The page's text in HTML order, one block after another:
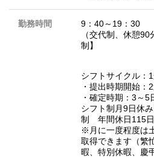
勤務時間
9：40～19：30
（交代制、休憩
制】
シフトサイクル：
・提出時期開始：
・確定時期：3～5
シフト制月9日休
制 年間休日115日
※月に一度程度は
取得できます（繁
暇、特別休暇、慶